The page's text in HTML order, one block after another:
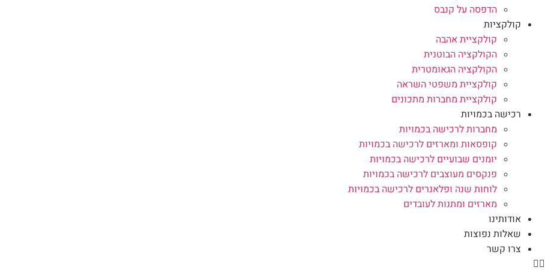
הדפסה על קנבס
קולקציות
קולקציית אהבה
הקולקציה הבוטנית
הקולקציה הגאומטרית
קולקציית משפטי השראה
קולקציית מחברות מתכונים
רכישה בכמויות
מחברות לרכישה בכמויות
קופסאות ומארזים לרכישה בכמויות
יומנים שבועיים לרכישה בכמויות
פנקסים מעוצבים לרכישה בכמויות
לוחות שנה ופלאנרים לרכישה בכמויות
מארזים ומתנות לעובדים
אודותינו
שאלות נפוצות
צרו קשר